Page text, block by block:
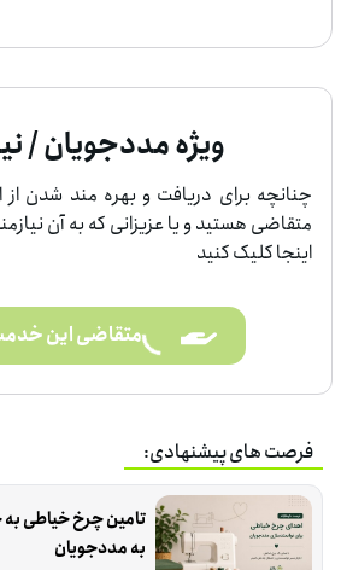
ویژه مددجویان /
چنانچه برای دریافت و بهره مند شدن
متقاضی هستید و یا عزیزانی که به آن
اینجا کلیک کنید
متقاضی این
فرصت های پیشنهادی:
به مددجویان